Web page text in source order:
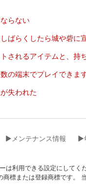
らない
ばらくしたら城や砦に
されるアイテムと、
の端末でプレイできま
失われた
▶︎メンテナンス情報
▶︎
利用できる設定にしてく
標または登録商標です。